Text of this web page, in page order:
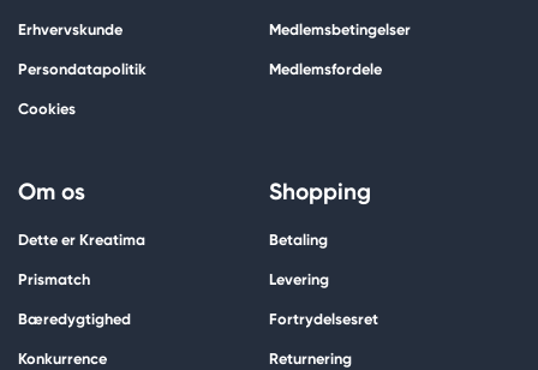
Erhvervskunde
Persondatapolitik
Cookies
Medlemsbetingelser
Medlemsfordele
Om os
Dette er Kreatima
Prismatch
Bæredygtighed
Konkurrence
Shopping
Betaling
Levering
Fortrydelsesret
Returnering